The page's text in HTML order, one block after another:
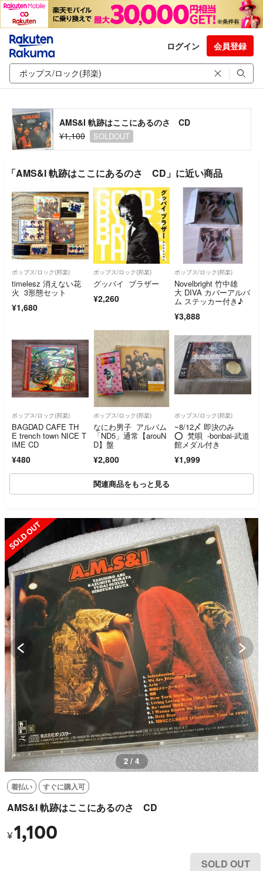
ログイン 会員登録
AMS&I 軌跡はここにあるのさ CD
¥1,100
SOLDOUT
「AMS&I 軌跡はここにあるのさ CD」に近い商品
ポップス/ロック(邦楽)
timelesz 消えない花
火 3形態セット
¥1,680
ポップス/ロック(邦楽)
グッバイ ブラザー
¥2,260
ポップス/ロック(邦楽)
Novelbright 竹中雄
大 DIVA カバーアルバ
ム ステッカー付き♪
¥3,888
ポップス/ロック(邦楽)
BAGDAD CAFE TH
E trench town NICE T
IME CD
¥480
ポップス/ロック(邦楽)
なにわ男子 アルバム
「ND5」通常【arouN
D】盤
¥2,800
ポップス/ロック(邦楽)
~8/12〆 即決のみ
⭕ 梵唄 -bonbai-武道
館メダル付き
¥1,999
関連商品をもっと見る
SOLD OUT
2 / 4
着払い すぐに購入可
AMS&I 軌跡はここにあるのさ CD
¥1,100
SOLD OUT